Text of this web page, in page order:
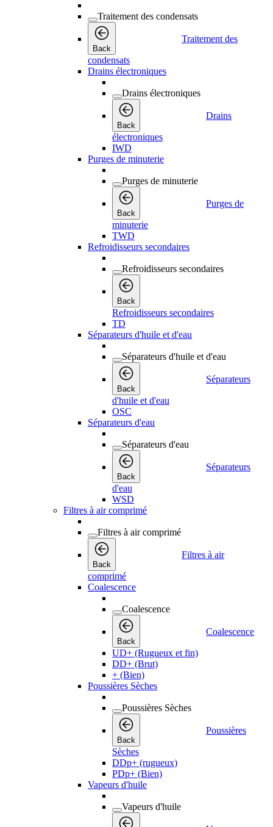
Traitement des condensats
Back
Traitement des
condensats
Drains électroniques
Drains électroniques
Back
Drains
électroniques
IWD
Purges de minuterie
Purges de minuterie
Back
Purges de
minuterie
TWD
Refroidisseurs secondaires
Refroidisseurs secondaires
Back
Refroidisseurs secondaires
TD
Séparateurs d'huile et d'eau
Séparateurs d'huile et d'eau
Back
Séparateurs
d'huile et d'eau
OSC
Séparateurs d'eau
Séparateurs d'eau
Back
Séparateurs
d'eau
WSD
Filtres à air comprimé
Filtres à air comprimé
Back
Filtres à air
comprimé
Coalescence
Coalescence
Back
Coalescence
UD+ (Rugueux et fin)
DD+ (Brut)
+ (Bien)
Poussières Sèches
Poussières Sèches
Back
Poussières
Sèches
DDp+ (rugueux)
PDp+ (Bien)
Vapeurs d'huile
Vapeurs d'huile